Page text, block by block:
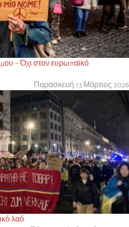
– Όχι στον ευρωπαϊκό
Παρασκευή 13 Μάρτιος 2026
λαό